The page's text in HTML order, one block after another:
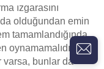
ızgarasını
olduğundan emin
tamamlandığında,
bunlar da